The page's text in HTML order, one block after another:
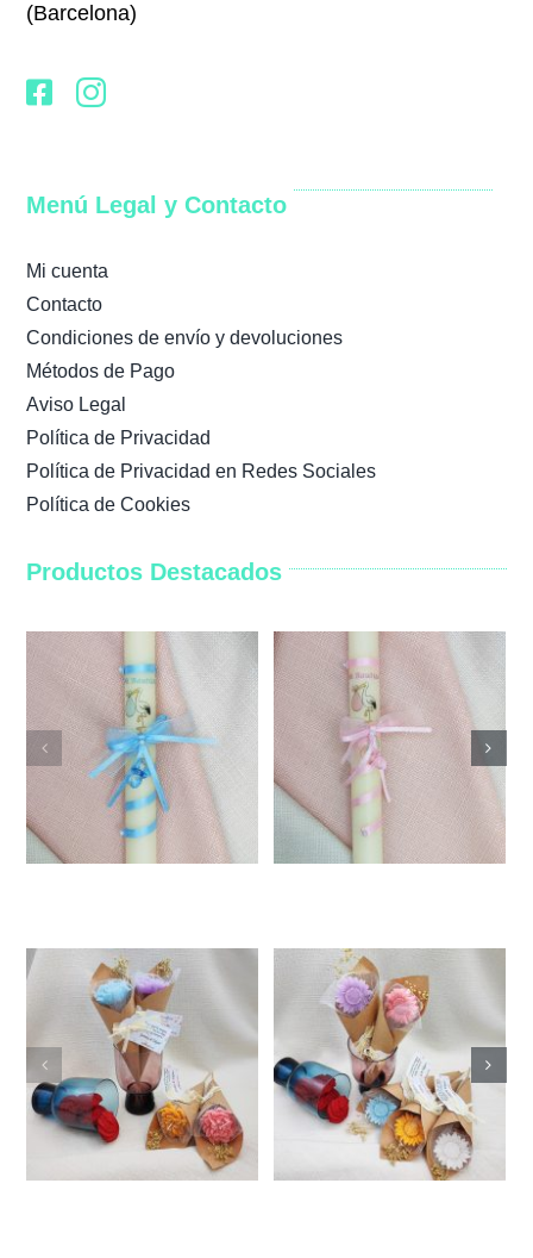
(Barcelona)
Menú Legal y Contacto
Mi cuenta
Contacto
Condiciones de envío y devoluciones
Métodos de Pago
Aviso Legal
Política de Privacidad
Política de Privacidad en Redes Sociales
Política de Cookies
Productos Destacados